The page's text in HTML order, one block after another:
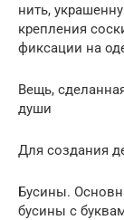
нить,
крепления
фиксации на
Вещь,
души
Для создания
Бусины.
бусины с